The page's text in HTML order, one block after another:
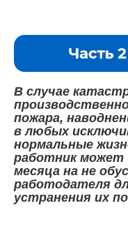
В случае
пожара,
в любых
нормальные
работник может
месяца на не
работодателя
устранения их